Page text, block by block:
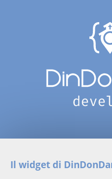
Il widget di